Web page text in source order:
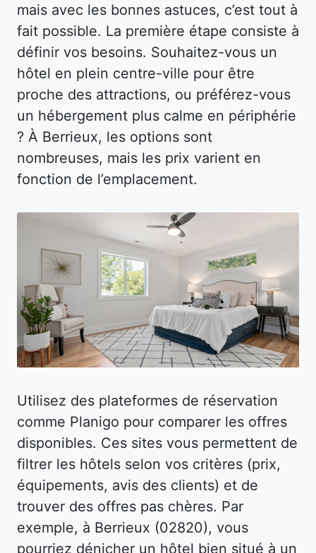
mais avec les bonnes astuces, c’est tout à
fait possible. La première étape consiste à
définir vos besoins. Souhaitez-vous un
hôtel en plein centre-ville pour être
proche des attractions, ou préférez-vous
un hébergement plus calme en périphérie
? À Berrieux, les options sont
nombreuses, mais les prix varient en
fonction de l’emplacement.
Utilisez des plateformes de réservation
comme Planigo pour comparer les offres
disponibles. Ces sites vous permettent de
filtrer les hôtels selon vos critères (prix,
équipements, avis des clients) et de
trouver des offres pas chères. Par
exemple, à Berrieux (02820), vous
pourriez dénicher un hôtel bien situé à un